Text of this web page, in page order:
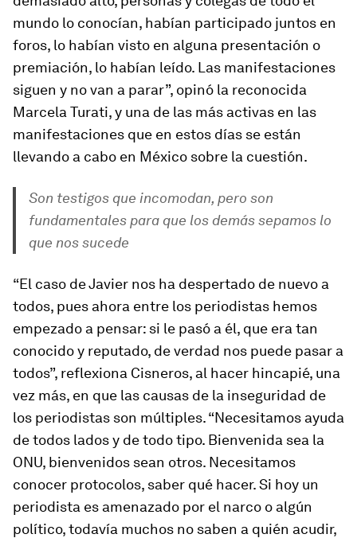
mundo lo conocían, habían participado juntos en
foros, lo habían visto en alguna presentación o
premiación, lo habían leído. Las manifestaciones
siguen y no van a parar”, opinó la reconocida
Marcela Turati, y una de las más activas en las
manifestaciones que en estos días se están
llevando a cabo en México sobre la cuestión.
Son testigos que incomodan, pero son
fundamentales para que los demás sepamos lo
que nos sucede
“El caso de Javier nos ha despertado de nuevo a
todos, pues ahora entre los periodistas hemos
empezado a pensar: si le pasó a él, que era tan
conocido y reputado, de verdad nos puede pasar a
todos”, reflexiona Cisneros, al hacer hincapié, una
vez más, en que las causas de la inseguridad de
los periodistas son múltiples. “Necesitamos ayuda
de todos lados y de todo tipo. Bienvenida sea la
ONU, bienvenidos sean otros. Necesitamos
conocer protocolos, saber qué hacer. Si hoy un
periodista es amenazado por el narco o algún
político, todavía muchos no saben a quién acudir,